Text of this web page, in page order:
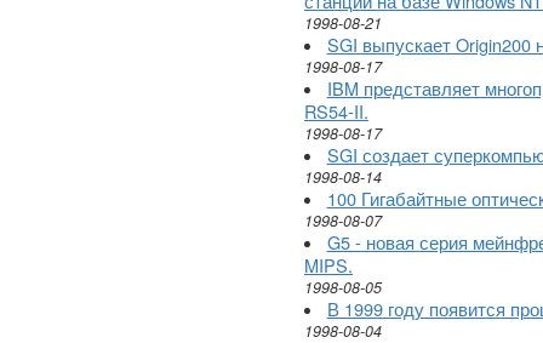
1998-08-21
SGI выпускает Origin200
1998-08-17
IBM представляет
RS54-II.
1998-08-17
SGI создает
1998-08-14
100 Гигабайтные
1998-08-07
G5 - новая серия
MIPS.
1998-08-05
В 1999 году появится
1998-08-04